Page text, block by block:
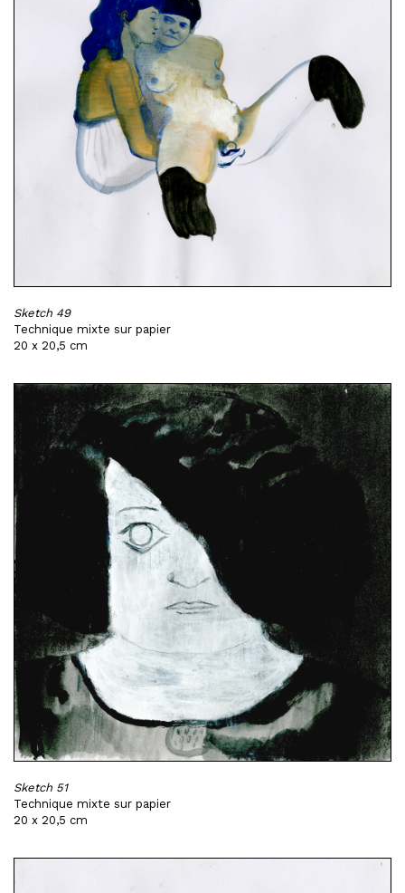
Sketch 49
Technique mixte sur papier
20 x 20,5 cm
Sketch 51
Technique mixte sur papier
20 x 20,5 cm